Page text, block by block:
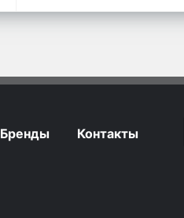
Бренды Контакты